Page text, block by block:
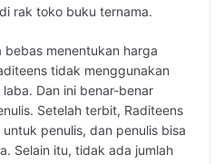
rak toko buku ternama.
bebas menentukan harga
tidak menggunakan
Dan ini benar-benar
Setelah terbit, Raditeens
penulis, dan penulis bisa
Selain itu, tidak ada jumlah